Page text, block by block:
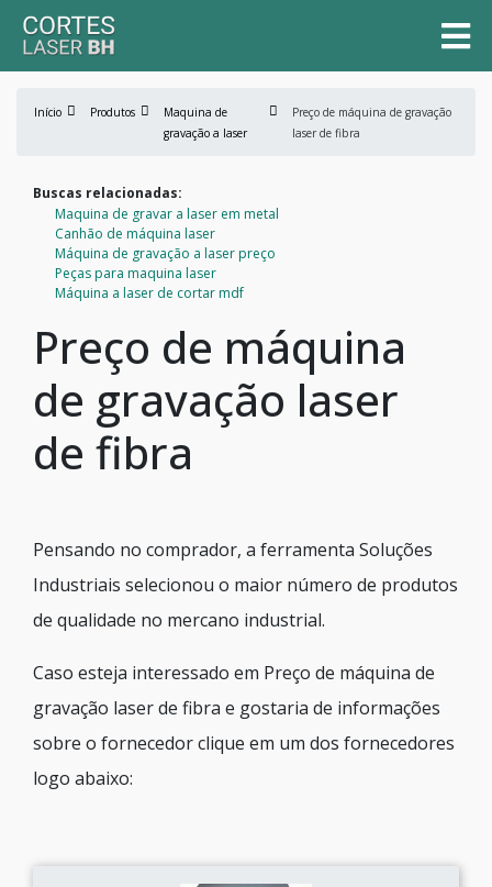
Início Produtos
Maquina de
gravação a laser
Preço de máquina de gravação
laser de fibra
Buscas relacionadas:
Maquina de gravar a laser em metal
Canhão de máquina laser
Máquina de gravação a laser preço
Peças para maquina laser
Máquina a laser de cortar mdf
Preço de máquina
de gravação laser
de fibra
Pensando no comprador, a ferramenta Soluções
Industriais selecionou o maior número de produtos
de qualidade no mercano industrial.
Caso esteja interessado em Preço de máquina de
gravação laser de fibra e gostaria de informações
sobre o fornecedor clique em um dos fornecedores
logo abaixo: